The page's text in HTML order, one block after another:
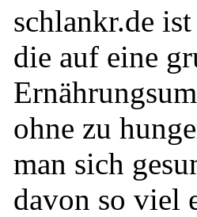
schlankr.de
die auf eine
ohne zu
man sich
davon so viel